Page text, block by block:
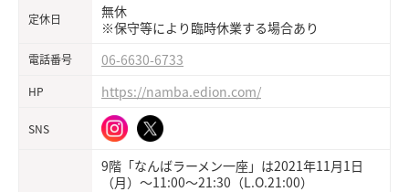
定休日
無休
※保守等により臨時休業する場合あり
電話番号 06-6630-6733
HP https://namba.edion.com/
SNS
9階「なんばラーメン一座」は2021年11月1日
（月）～11:00～21:30（L.O.21:00）